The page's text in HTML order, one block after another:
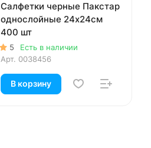
Салфетки черные Пакстар
однослойные 24х24см
400 шт
5
Есть в наличии
Арт. 0038456
В корзину